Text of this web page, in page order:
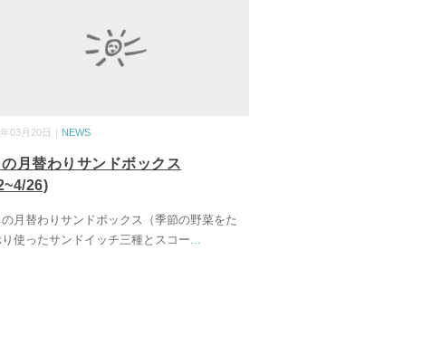
03月20日｜ NEWS
月替わりサンドボックス
26)
の月替わりサンドボックス（季節の野菜をた
り使ったサンドイッチ三種とスコー...